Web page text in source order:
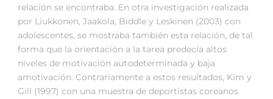
relación se encontraba. En otra investigación realizada
por Liukkonen, Jaakola, Biddle y Leskinen (2003) con
adolescentes, se mostraba también esta relación, de tal
forma que la orientación a la tarea predecía altos
niveles de motivación autodeterminada y baja
amotivación. Contrariamente a estos resultados, Kim y
Gill (1997) con una muestra de deportistas coreanos